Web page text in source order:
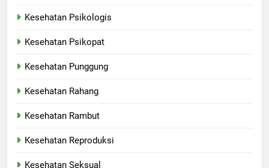
Kesehatan Psikologis
Kesehatan Psikopat
Kesehatan Punggung
Kesehatan Rahang
Kesehatan Rambut
Kesehatan Reproduksi
Kesehatan Seksual